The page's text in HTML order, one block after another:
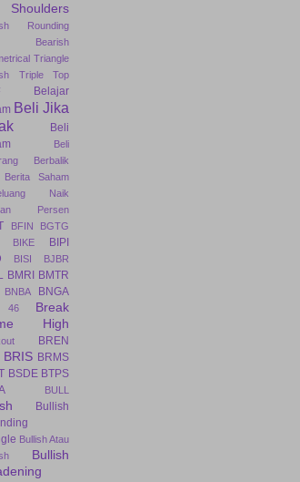
Shoulders
Rounding
Bearish
Triangle
Triple Top
Belajar
Beli Jika
Beli
Beli
Berbalik
Berita Saham
Naik
Persen
BFIN
BGTG
BIKE
BIPI
BISI BJBR
BMRI BMTR
BNBA BNGA
46
Break
High
BREN
BRIS BRMS
BSDE BTPS
BULL
Bullish
Bullish Atau
Bullish